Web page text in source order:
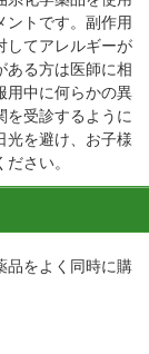
ントです。副作用
してアレルギーが
ある方は医師に相
用中に何らかの異
を受診するように
光を避け、お子様
さい。
品をよく同時に購